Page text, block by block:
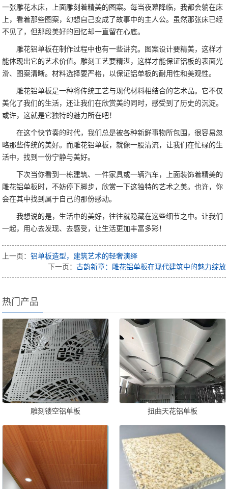
一张雕花木床，上面雕刻着精美的图案。每当夜幕降临，我都会躺在床
上，看着那些图案，幻想自己变成了故事中的主人公。虽然那张床已经
不见了，但那段美好的回忆却一直留在心底。
雕花铝单板在制作过程中也有一些讲究。图案设计要精美，这样才
能体现出它的艺术价值。雕刻工艺要精湛，这样才能保证铝板的表面光
滑、图案清晰。材料选择要严格，以保证铝单板的耐用性和美观性。
雕花铝单板是一种将传统工艺与现代材料相结合的艺术品。它不仅
美化了我们的生活，还让我们在欣赏美的同时，感受到了历史的沉淀。
或许，这就是它独特的魅力所在吧！
在这个快节奏的时代，我们总是被各种新鲜事物所包围，很容易忽
略那些传统的美好。而雕花铝单板，就像一股清流，让我们在忙碌的生
活中，找到一份宁静与美好。
下次当你看到一栋建筑、一件家具或一辆汽车，上面装饰着精美的
雕花铝单板时，不妨停下脚步，欣赏一下这独特的艺术之美。也许，你
会在其中找到属于自己的那份感动。
我想说的是，生活中的美好，往往就隐藏在这些细节之中。让我们
一起，用心去发现、去感受，让生活更加丰富多彩！
上一页：铝单板造型，建筑艺术的轻奢演绎
下一页： 古韵新章：雕花铝单板在现代建筑中的魅力绽放
热门产品
雕刻镂空铝单板 扭曲天花铝单板